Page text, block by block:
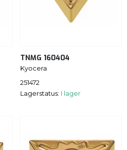
TNMG 160404
Kyocera
251472
Lagerstatus: I lager